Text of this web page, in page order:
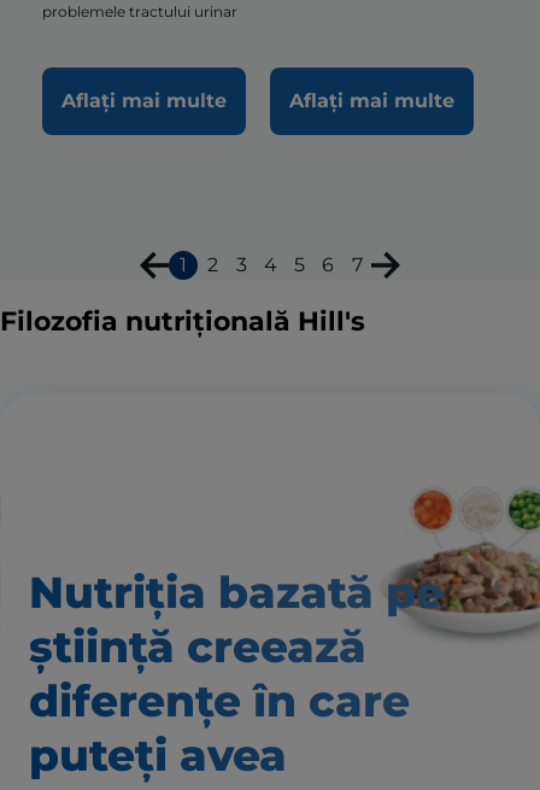
problemele tractului urinar
Aflați mai multe Aflați mai multe
1 2 3 4 5 6 7
Filozofia nutrițională Hill's
Nutriția bazată pe
știință creează
diferențe în care
puteți avea